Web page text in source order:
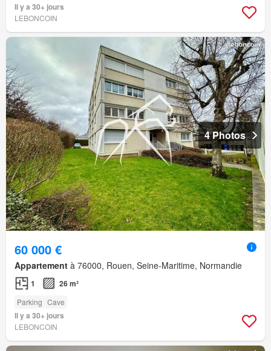
Il y a 30+ jours
LEBONCOIN
4 Photos
60 000 €
Appartement à 76000, Rouen, Seine-Maritime, Normandie
1 26 m²
Parking Cave
Il y a 30+ jours
LEBONCOIN